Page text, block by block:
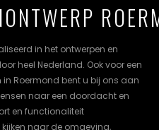
in het ontwerpen en
heel Nederland. Ook voor een
Roermond bent u bij ons aan
naar een doordacht en
en functionaliteit
naar de omgeving,